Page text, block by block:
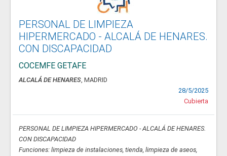
PERSONAL DE LIMPIEZA
HIPERMERCADO - ALCALÁ DE HENARES.
CON DISCAPACIDAD
COCEMFE GETAFE
ALCALÁ DE HENARES, MADRID
28/5/2025
Cubierta
PERSONAL DE LIMPIEZA HIPERMERCADO - ALCALÁ DE HENARES.
CON DISCAPACIDAD
Funciones: limpieza de instalaciones, tienda, limpieza de aseos,